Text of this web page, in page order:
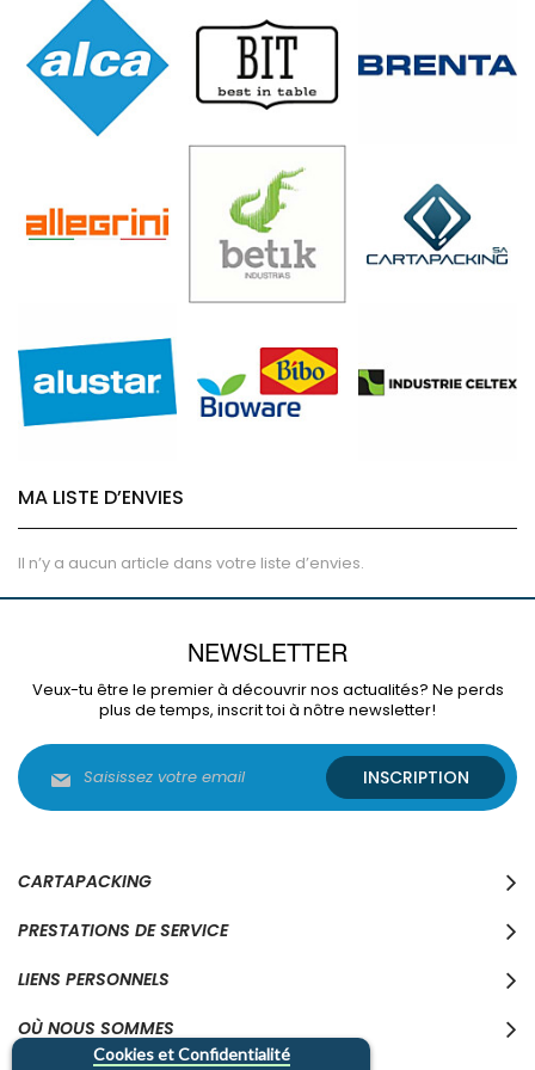
Cookies et Confidentialité
MA LISTE D’ENVIES
Il n’y a aucun article dans votre liste d’envies.
NEWSLETTER
Veux-tu être le premier à découvrir nos actualités? Ne perds
plus de temps, inscrit toi à nôtre newsletter!
à
notre
INSCRIPTION
CARTAPACKING
PRESTATIONS DE SERVICE
LIENS PERSONNELS
OÙ NOUS SOMMES